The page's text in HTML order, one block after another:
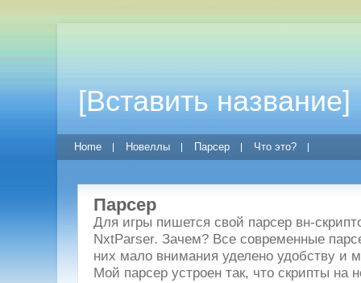
[Вставить название]
Home Новеллы Парсер Что это?
Парсер
Для игры пишется свой парсер вн-
NxtParser. Зачем? Все современные
них мало внимания уделено удобству и
Мой парсер устроен так, что скрипты на